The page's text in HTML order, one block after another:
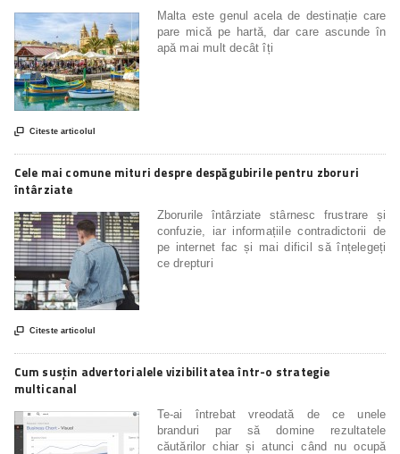
Malta este genul acela de destinație care
pare mică pe hartă, dar care ascunde în
apă mai mult decât îți
 Citeste articolul
Cele mai comune mituri despre despăgubirile pentru zboruri
întârziate
Zborurile întârziate stârnesc frustrare și
confuzie, iar informațiile contradictorii de
pe internet fac și mai dificil să înțelegeți
ce drepturi
 Citeste articolul
Cum susțin advertorialele vizibilitatea într-o strategie
multicanal
Te-ai întrebat vreodată de ce unele
branduri par să domine rezultatele
căutărilor chiar și atunci când nu ocupă